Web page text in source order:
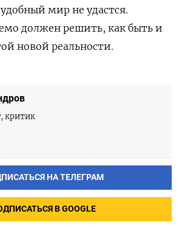
мир не удастся.
должен решить, как быть и
новой реальности.
критик
НА ТЕЛЕГРАМ
В GOOGLE